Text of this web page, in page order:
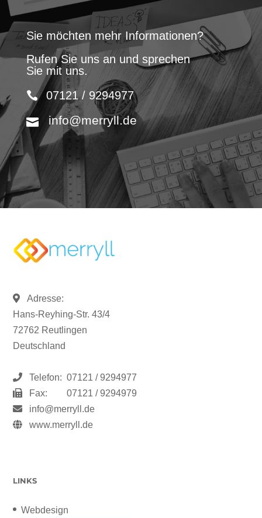
Sie möchten mehr Informationen?
Rufen Sie uns an und sprechen
Sie mit uns.
07121 / 9294977
info@merryll.de
Adresse:
Hans-Reyhing-Str. 43/4
72762 Reutlingen
Deutschland
Telefon: 07121 / 9294977
Fax:
07121 / 9294979
info@merryll.de
www.merryll.de
LINKS
Webdesign